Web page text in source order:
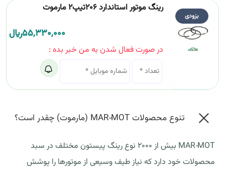
بزودی
رینگ موتور استاندارد 206تیپ2 مارموت
55,330,000﷼
در صورت فعال شدن به من خبر بده :
تنوع محصولات MAR‑MOT (مارموت) چقدر است؟
MAR‑MOT بیش از ۲۰۰۰ نوع رینگ پیستون مختلف در سبد
محصولات خود دارد که نیاز طیف وسیعی از موتورها را پوشش